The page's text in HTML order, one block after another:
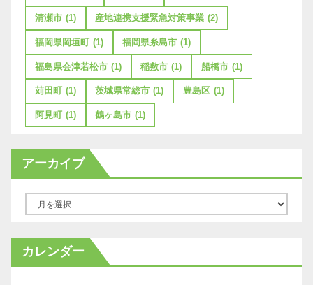
清瀬市 (1) 産地連携支援緊急対策事業 (2)
福岡県岡垣町 (1) 福岡県糸島市 (1)
福島県会津若松市 (1) 稲敷市 (1) 船橋市 (1)
苅田町 (1) 茨城県常総市 (1) 豊島区 (1)
阿見町 (1) 鶴ヶ島市 (1)
アーカイブ
カ
イ
カレンダー